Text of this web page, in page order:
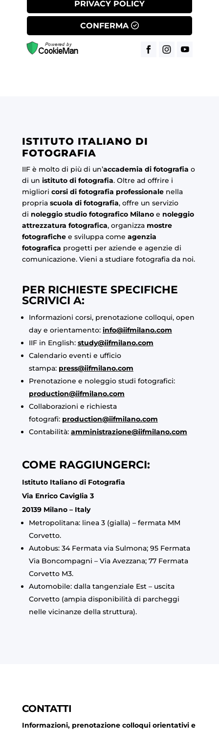
PRIVACY POLICY
CONFERMA
ISTITUTO ITALIANO DI
FOTOGRAFIA
IIF è molto di più di un’accademia di fotografia o
di un istituto di fotografia. Oltre ad offrire i
migliori corsi di fotografia professionalenella
propria scuola di fotografia, offre un servizio
di noleggio studio fotografico Milano e noleggio
attrezzatura fotografica, organizza mostre
fotografichee sviluppa come agenzia
fotografica progetti per aziende e agenzie di
comunicazione. Vieni a studiare fotografia da noi.
PER RICHIESTE SPECIFICHE
SCRIVICI A:
Informazioni corsi, prenotazione colloqui, open
day e orientamento: info@iifmilano.com
IIF in English: study@iifmilano.com
Calendario eventi e ufficio
stampa: press@iifmilano.com
Prenotazione e noleggio studi fotografici:
production@iifmilano.com
Collaborazioni e richiesta
fotografi: production@iifmilano.com
Contabilità: amministrazione@iifmilano.com
COME RAGGIUNGERCI:
Istituto Italiano di Fotografia
Via Enrico Caviglia 3
20139 Milano – Italy
Metropolitana: linea 3 (gialla) – fermata MM
Corvetto.
Autobus: 34 Fermata via Sulmona; 95 Fermata
Via Boncompagni – Via Avezzana; 77 Fermata
Corvetto M3.
Automobile: dalla tangenziale Est – uscita
Corvetto (ampia disponibilità di parcheggi
nelle vicinanze della struttura).
CONTATTI
Informazioni, prenotazione colloqui orientativi e